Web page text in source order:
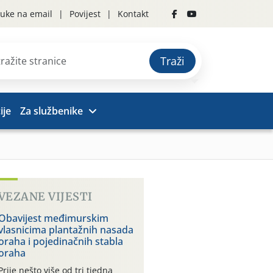
na email Povijest Kontakt
Traži
Za službenike
VIJESTI
međimurskim
plantažnih nasada
i pojedinačnih stabla
nešto više od tri tjedna